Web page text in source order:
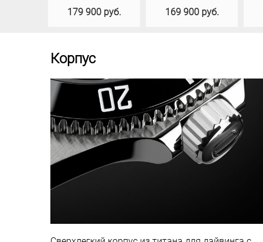
179 900 руб. 169 900 руб.
Корпус